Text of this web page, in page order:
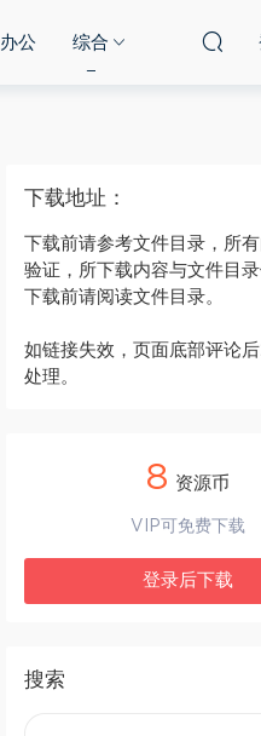
办公 综合
下载地址：
下载前请参考文件目录，所
验证，所下载内容与文件目录
下载前请阅读文件目录。
如链接失效，页面底部评论
处理。
8 资源币
VIP可免费下载
登录后下载
搜索